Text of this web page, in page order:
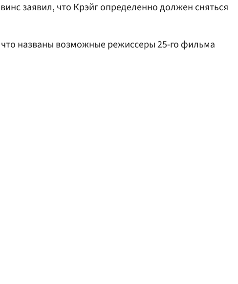
заявил, что Крэйг определенно должен сняться
названы возможные режиссеры 25-го фильма